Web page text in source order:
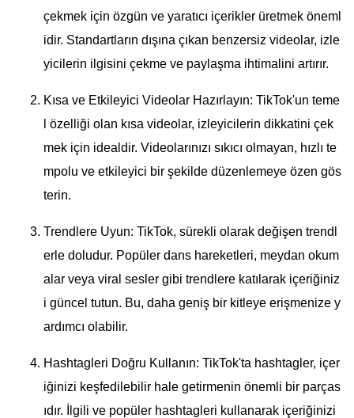
çekmek için özgün ve yaratıcı içerikler üretmek öneml
idir. Standartların dışına çıkan benzersiz videolar, izle
yicilerin ilgisini çekme ve paylaşma ihtimalini artırır.
Kısa ve Etkileyici Videolar Hazırlayın: TikTok'un teme
l özelliği olan kısa videolar, izleyicilerin dikkatini çek
mek için idealdir. Videolarınızı sıkıcı olmayan, hızlı te
mpolu ve etkileyici bir şekilde düzenlemeye özen gös
terin.
Trendlere Uyun: TikTok, sürekli olarak değişen trendl
erle doludur. Popüler dans hareketleri, meydan okum
alar veya viral sesler gibi trendlere katılarak içeriğiniz
i güncel tutun. Bu, daha geniş bir kitleye erişmenize y
ardımcı olabilir.
Hashtagleri Doğru Kullanın: TikTok'ta hashtagler, içer
iğinizi keşfedilebilir hale getirmenin önemli bir parças
ıdır. İlgili ve popüler hashtagleri kullanarak içeriğinizi